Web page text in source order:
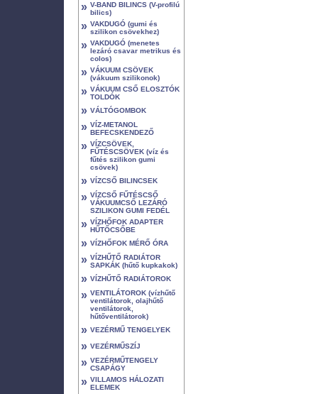
» V-BAND BILINCS (V-profilú
bilics)
» VAKDUGÓ (gumi és
szilikon csövekhez)
» VAKDUGÓ (menetes
lezáró csavar metrikus és
colos)
» VÁKUUM CSÖVEK
(vákuum szilikonok)
» VÁKUUM CSŐ ELOSZTÓK
TOLDÓK
» VÁLTÓGOMBOK
» VÍZ-METANOL
BEFECSKENDEZŐ
» VÍZCSÖVEK,
FŰTÉSCSÖVEK (víz és
fűtés szilikon gumi
csövek)
» VÍZCSŐ BILINCSEK
» VÍZCSŐ FŰTÉSCSŐ
VÁKUUMCSŐ LEZÁRÓ
SZILIKON GUMI FEDÉL
» VÍZHŐFOK ADAPTER
HŰTŐCSŐBE
» VÍZHŐFOK MÉRŐ ÓRA
» VÍZHŰTŐ RADIÁTOR
SAPKÁK (hűtő kupkakok)
» VÍZHŰTŐ RADIÁTOROK
» VENTILÁTOROK (vízhűtő
ventilátorok, olajhűtő
ventilátorok,
hűtőventilátorok)
» VEZÉRMŰ TENGELYEK
» VEZÉRMŰSZÍJ
» VEZÉRMŰTENGELY
CSAPÁGY
» VILLAMOS HÁLOZATI
ELEMEK